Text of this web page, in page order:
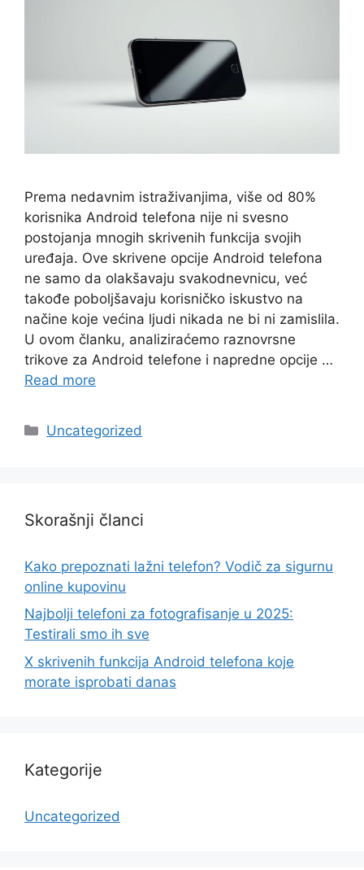
Prema nedavnim istraživanjima, više od 80%
korisnika Android telefona nije ni svesno
postojanja mnogih skrivenih funkcija svojih
uređaja. Ove skrivene opcije Android telefona
ne samo da olakšavaju svakodnevnicu, već
takođe poboljšavaju korisničko iskustvo na
načine koje većina ljudi nikada ne bi ni zamislila.
U ovom članku, analiziraćemo raznovrsne
trikove za Android telefone i napredne opcije …
Read more
Categories
Uncategorized
Skorašnji članci
Kako prepoznati lažni telefon? Vodič za sigurnu
online kupovinu
Najbolji telefoni za fotografisanje u 2025:
Testirali smo ih sve
X skrivenih funkcija Android telefona koje
morate isprobati danas
Kategorije
Uncategorized